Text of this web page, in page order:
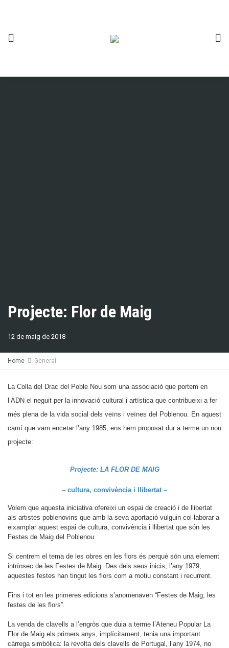
Projecte: Flor de Maig
12 de maig de 2018
Home General
La Colla del Drac del Poble Nou som una associació que portem en
l’ADN el neguit per la innovació cultural i artística que contribueixi a fer
més plena de la vida social dels veïns i veïnes del Poblenou. En aquest
camí que vam encetar l’any 1985, ens hem proposat dur a terme un nou
projecte:
Projecte: LA FLOR DE MAIG
– cultura, convivència i llibertat –
Volem que aquesta iniciativa ofereixi un espai de creació i de llibertat
als artistes poblenovins que amb la seva aportació vulguin col·laborar a
eixamplar aquest espai de cultura, convivència i llibertat que són les
Festes de Maig del Poblenou.
Si centrem el tema de les obres en les flors és perquè són una element
intrínsec de les Festes de Maig. Des dels seus inicis, l’any 1979,
aquestes festes han tingut les flors com a motiu constant i recurrent.
Fins i tot en les primeres edicions s’anomenaven “Festes de Maig, les
festes de les flors”.
La venda de clavells a l’engròs que duia a terme l’Ateneu Popular La
Flor de Maig els primers anys, implícitament, tenia una important
càrrega simbòlica: la revolta dels clavells de Portugal, l’any 1974, no